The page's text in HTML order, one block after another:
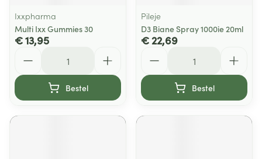
Ixxpharma
Multi Ixx Gummies 30
€ 13,95
Bestel
Pileje
D3 Biane Spray 1000ie 20ml
€ 22,69
Bestel